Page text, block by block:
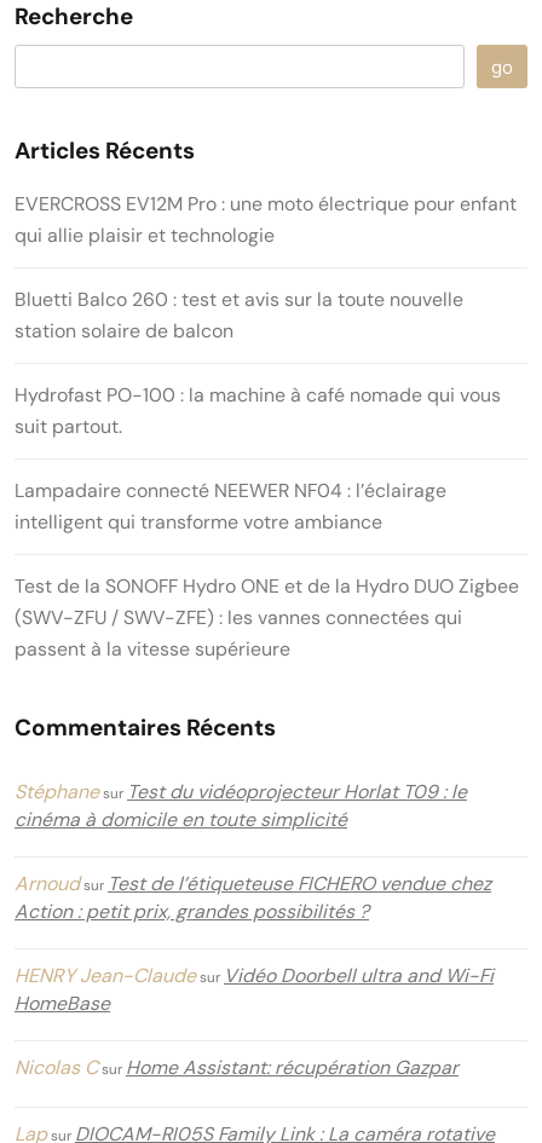
Recherche
go
Articles Récents
EVERCROSS EV12M Pro : une moto électrique pour enfant
qui allie plaisir et technologie
Bluetti Balco 260 : test et avis sur la toute nouvelle
station solaire de balcon
Hydrofast PO-100 : la machine à café nomade qui vous
suit partout.
Lampadaire connecté NEEWER NF04 : l’éclairage
intelligent qui transforme votre ambiance
Test de la SONOFF Hydro ONE et de la Hydro DUO Zigbee
(SWV-ZFU / SWV-ZFE) : les vannes connectées qui
passent à la vitesse supérieure
Commentaires Récents
Stéphanesur Test du vidéoprojecteur Horlat T09 : le
cinéma à domicile en toute simplicité
Arnoudsur Test de l’étiqueteuse FICHERO vendue chez
Action : petit prix, grandes possibilités ?
HENRY Jean-Claudesur Vidéo Doorbell ultra and Wi-Fi
HomeBase
Nicolas Csur Home Assistant: récupération Gazpar
Lapsur DIOCAM-RI05S Family Link : La caméra rotative